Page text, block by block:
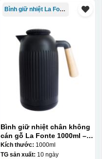
Bình giữ nhiệt La Fonte
Bình giữ nhiệt chân không
cán gỗ La Fonte 1000ml –
011679
Kích thước: 1000ml
TG sản xuất: 10 ngày